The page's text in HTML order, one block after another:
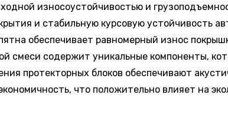
износоустойчивостью и
и стабильную курсовую устойчивость
обеспечивает равномерный износ
смеси содержит уникальные компоненты,
протекторных блоков обеспечивают
что положительно влияет на